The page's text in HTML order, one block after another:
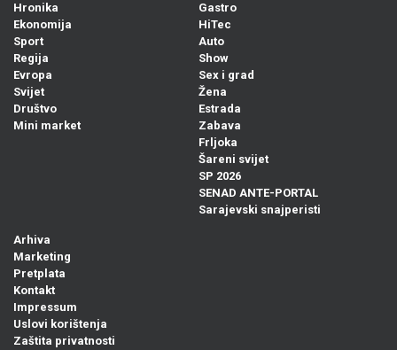
Hronika
Ekonomija
Sport
Regija
Evropa
Svijet
Društvo
Mini market
Gastro
HiTec
Auto
Show
Sex i grad
Žena
Estrada
Zabava
Frljoka
Šareni svijet
SP 2026
SENAD ANTE-PORTAL
Sarajevski snajperisti
Arhiva
Marketing
Pretplata
Kontakt
Impressum
Uslovi korištenja
Zaštita privatnosti